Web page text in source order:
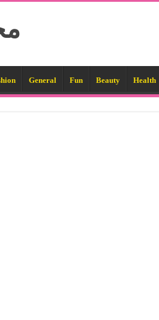
Health
Beauty
Fun
General